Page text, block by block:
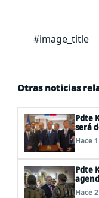
#image_title
Otras noticias
Pdte
será
Hace
Pdte
Hace